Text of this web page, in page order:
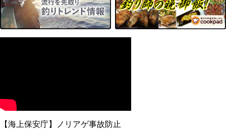
【海上保安庁】ノリアゲ事故防止